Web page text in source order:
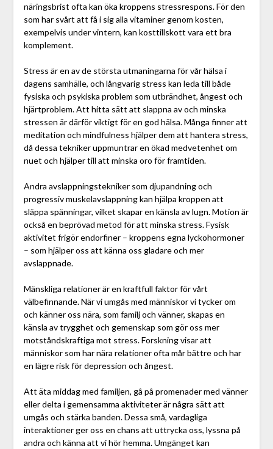
näringsbrist ofta kan öka kroppens stressrespons. För den
som har svårt att få i sig alla vitaminer genom kosten,
exempelvis under vintern, kan kosttillskott vara ett bra
komplement.
Stress är en av de största utmaningarna för vår hälsa i
dagens samhälle, och långvarig stress kan leda till både
fysiska och psykiska problem som utbrändhet, ångest och
hjärtproblem. Att hitta sätt att slappna av och minska
stressen är därför viktigt för en god hälsa. Många finner att
meditation och mindfulness hjälper dem att hantera stress,
då dessa tekniker uppmuntrar en ökad medvetenhet om
nuet och hjälper till att minska oro för framtiden.
Andra avslappningstekniker som djupandning och
progressiv muskelavslappning kan hjälpa kroppen att
släppa spänningar, vilket skapar en känsla av lugn. Motion är
också en beprövad metod för att minska stress. Fysisk
aktivitet frigör endorfiner – kroppens egna lyckohormoner
– som hjälper oss att känna oss gladare och mer
avslappnade.
Mänskliga relationer är en kraftfull faktor för vårt
välbefinnande. När vi umgås med människor vi tycker om
och känner oss nära, som familj och vänner, skapas en
känsla av trygghet och gemenskap som gör oss mer
motståndskraftiga mot stress. Forskning visar att
människor som har nära relationer ofta mår bättre och har
en lägre risk för depression och ångest.
Att äta middag med familjen, gå på promenader med vänner
eller delta i gemensamma aktiviteter är några sätt att
umgås och stärka banden. Dessa små, vardagliga
interaktioner ger oss en chans att uttrycka oss, lyssna på
andra och känna att vi hör hemma. Umgänget kan